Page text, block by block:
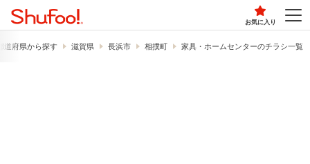
お気に入り
道府県から探す 滋賀県 長浜市 相撲町 家具・ホームセンターのチラシ一覧